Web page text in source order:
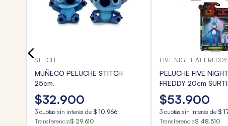
STITCH
MUÑECO PELUCHE STITCH
25cm.
$32.900
3 cuotas sin interés de $ 10.966
Transferencia$ 29.610
FIVE NIGHT AT FREDDY
PELUCHE FIVE
FREDDY 20cm
$53.900
3 cuotas sin interés de $
Transferencia$ 48.510